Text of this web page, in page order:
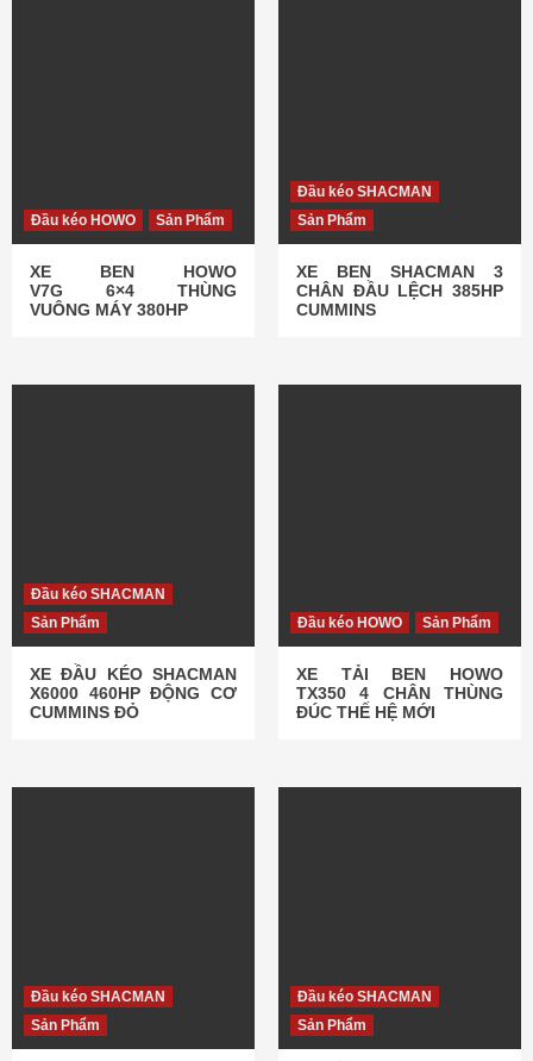
Đầu kéo HOWO Sản Phẩm
XE BEN HOWO
V7G 6×4 THÙNG
VUÔNG MÁY 380HP
Đầu kéo SHACMAN
Sản Phẩm
XE BEN SHACMAN 3
CHÂN ĐẦU LỆCH 385HP
CUMMINS
Đầu kéo SHACMAN
Sản Phẩm
XE ĐẦU KÉO SHACMAN
X6000 460HP ĐỘNG CƠ
CUMMINS ĐỎ
Đầu kéo HOWO Sản Phẩm
XE TẢI BEN HOWO
TX350 4 CHÂN THÙNG
ĐÚC THẾ HỆ MỚI
Đầu kéo SHACMAN
Sản Phẩm
Đầu kéo SHACMAN
Sản Phẩm